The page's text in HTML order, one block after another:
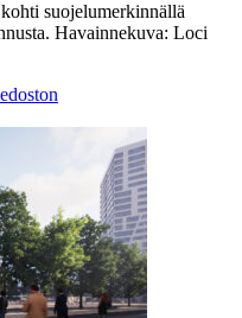
suojelumerkinnällä
Havainnekuva: Loci